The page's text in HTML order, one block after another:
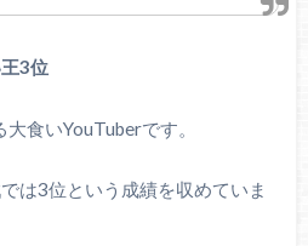
3位
食いYouTuberです。
は3位という成績を収めていま